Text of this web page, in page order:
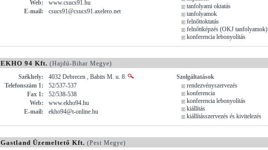
Web:
www.csucs91.hu
E-mail:
csucs91@csucs91.axelero.net
tanfolyami oktatás
tanfolyamok
felnőttoktatás
felnőttképzés (OKJ tanfolyamok)
konferencia lebonyolítás
EKHO 94 Kft. (Hajdú-Bihar Megye)
Székhely:
4032 Debrecen , Babits M. u. 8.
Telefonszám 1:
52/537-537
Fax 1:
52/538-538
Web:
www.ekho94.hu
E-mail:
ekho94@t-online.hu
Szolgáltatások
rendezvényszervezés
konferencia
konferencia lebonyolítás
kiállítás
kiállításszervezés és kivitelezés
Gastland Üzemeltető Kft. (Pest Megye)